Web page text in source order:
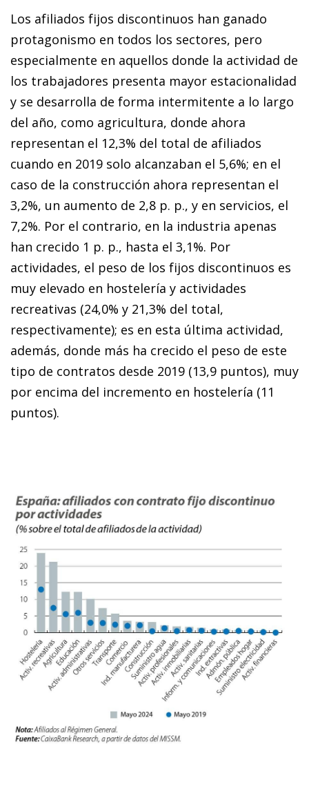
Los afiliados fijos discontinuos han ganado
protagonismo en todos los sectores, pero
especialmente en aquellos donde la actividad de
los trabajadores presenta mayor estacionalidad
y se desarrolla de forma intermitente a lo largo
del año, como agricultura, donde ahora
representan el 12,3% del total de afiliados
cuando en 2019 solo alcanzaban el 5,6%; en el
caso de la construcción ahora representan el
3,2%, un aumento de 2,8 p. p., y en servicios, el
7,2%. Por el contrario, en la industria apenas
han crecido 1 p. p., hasta el 3,1%. Por
actividades, el peso de los fijos discontinuos es
muy elevado en hostelería y actividades
recreativas (24,0% y 21,3% del total,
respectivamente); es en esta última actividad,
además, donde más ha crecido el peso de este
tipo de contratos desde 2019 (13,9 puntos), muy
por encima del incremento en hostelería (11
puntos).